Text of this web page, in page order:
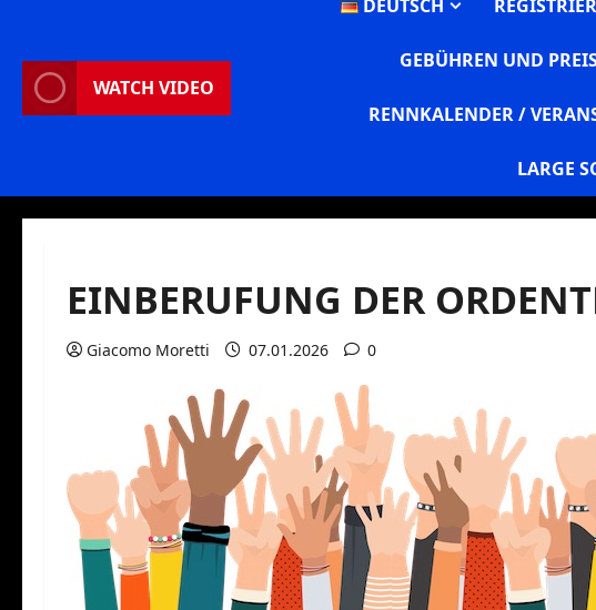
WATCH VIDEO
DEUTSCH
GEBÜHREN UND
RENNKALENDER /
LARGE
EINBERUFUNG DER
Giacomo Moretti 07.01.2026 0